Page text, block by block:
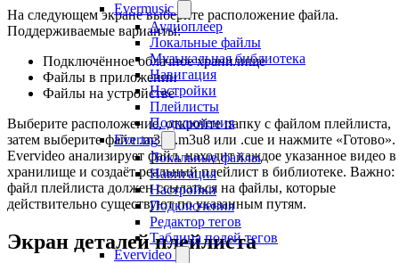
Evermusic
Аудиоплеер
Локальные файлы
Музыкальная библиотека
Навигация
Настройки
Плейлисты
Подключения
Evertag
Локальные файлы
Навигация
Настройки
Подключения
Редактор тегов
Таблица полей тегов
Evervideo
На следующем экране выберите расположение файла.
Поддерживаемые варианты:
Подключённое облачное хранилище
Файлы в приложении
Файлы на устройстве
Выберите расположение, откройте папку с файлом плейлиста,
затем выберите файл .m3u, .m3u8 или .cue и нажмите «Готово».
Evervideo анализирует файл, находит каждое указанное видео в
хранилище и создаёт реальный плейлист в библиотеке. Важно:
файл плейлиста должен ссылаться на файлы, которые
действительно существуют по указанным путям.
Экран деталей плейлиста